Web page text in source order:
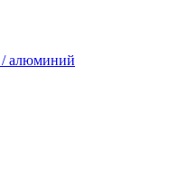
/ алюминий